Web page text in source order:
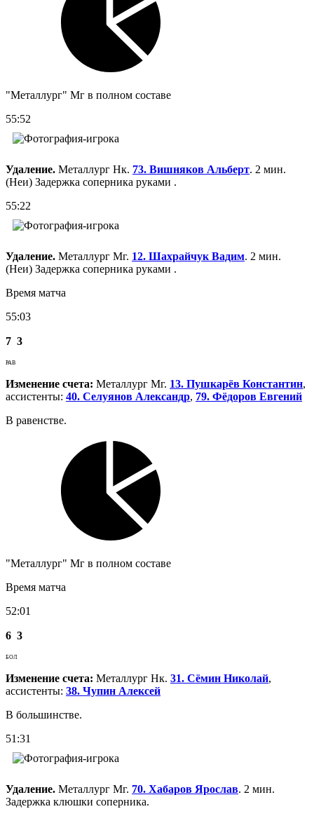
"Металлург" Мг в полном составе
55:52
Удаление. Металлург Нк. 73. Вишняков Альберт. 2 мин.
(Неи) Задержка соперника руками .
55:22
Удаление. Металлург Мг. 12. Шахрайчук Вадим. 2 мин.
(Неи) Задержка соперника руками .
Время матча
55:03
7 3
РАВ
Изменение счета: Металлург Мг. 13. Пушкарёв Константин,
ассистенты: 40. Селуянов Александр, 79. Фёдоров Евгений
В равенстве.
"Металлург" Мг в полном составе
Время матча
52:01
6 3
БОЛ
Изменение счета: Металлург Нк. 31. Сёмин Николай,
ассистенты: 38. Чупин Алексей
В большинстве.
51:31
Удаление. Металлург Мг. 70. Хабаров Ярослав. 2 мин.
Задержка клюшки соперника.